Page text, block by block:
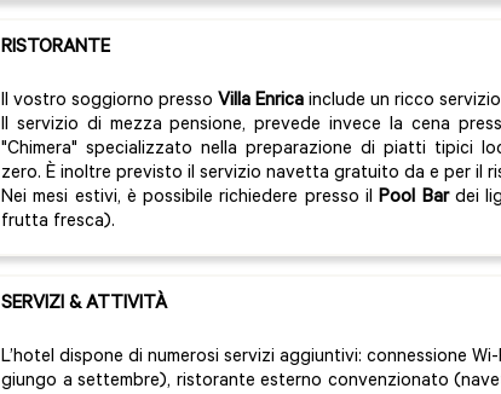
RISTORANTE
Il vostro soggiorno presso Villa Enrica include un ricco
Il servizio di mezza pensione, prevede invece la cena
"Chimera" specializzato nella preparazione di piatti tipici
zero. È inoltre previsto il servizio navetta gratuito da e per il
Nei mesi estivi, è possibile richiedere presso ilPool Bardei
frutta fresca).
SERVIZI & ATTIVITÀ
L’hotel dispone di numerosi servizi aggiuntivi: connessione
giungo a settembre), ristorante esterno convenzionato